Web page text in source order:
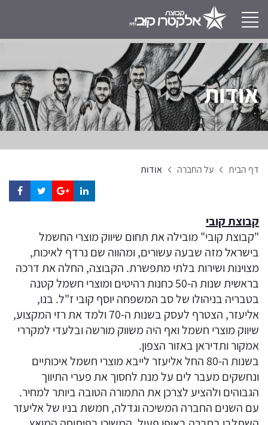
אודות
דף הבית על החברה אודות
קבוצת קובי
"קבוצת קובי" מובילה את תחום שיווק מוצרי החשמל
בישראל מזה שבעה עשורים, ומהווה שם נרדף לאיכות,
מצוינות ושירות בלתי מתפשרת. הקבוצה, החלה את דרכה
בראשית שנות ה-50 כחנות רהיטים ומוצרי חשמל קטנה
בטבריה בניהולו של סב המשפחה יוסף קובי ז"ל. בנו,
אליעזר, הצטרף לעסק בשנות ה-70 ולמד את רזי המקצוע,
שיווק מוצרי חשמל ואף היה משווק מורשה ובלעדי למקררי
אמקור ותדיראן באזור הצפון.
בשנות ה-80 החל אליעזר לייבא מוצרי חשמל איכותיים
ונחשקים מעבר לים על מנת לחסוך את פערי התיווך
הגבוהים ולהציע לצרכן את התמורה הטובה ביותר למחיר.
עם השנים החברה המשיכה וגדלה, חמשת בניו של אליעזר